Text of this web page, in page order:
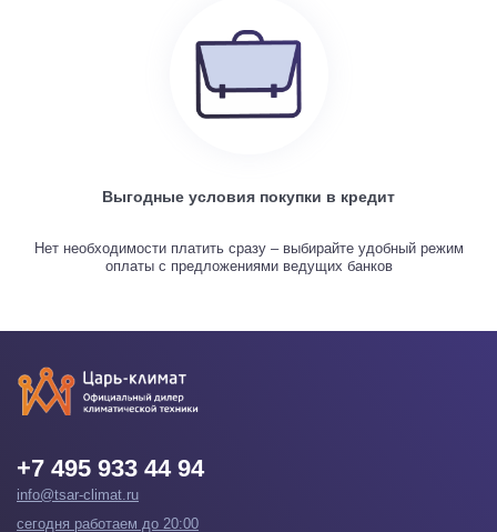
Выгодные условия покупки в кредит
Нет необходимости платить сразу – выбирайте удобный режим
оплаты с предложениями ведущих банков
+7 495 933 44 94
info@tsar-climat.ru
сегодня работаем до 20:00